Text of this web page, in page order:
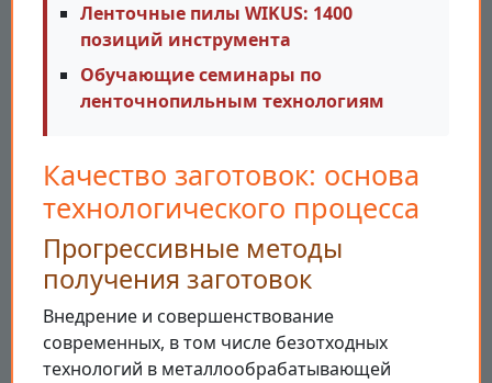
Ленточные пилы WIKUS: 1400
позиций инструмента
Обучающие семинары по
ленточнопильным технологиям
Качество заготовок: основа
технологического процесса
Прогрессивные методы
получения заготовок
Внедрение и совершенствование
современных, в том числе безотходных
технологий в металлообрабатывающей